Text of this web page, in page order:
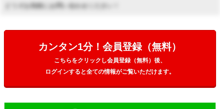
どうぞお気軽にお問い合わせください！
カンタン1分！会員登録（無料）
こちらをクリックし会員登録（無料）後、
ログインすると全ての情報がご覧いただけます。